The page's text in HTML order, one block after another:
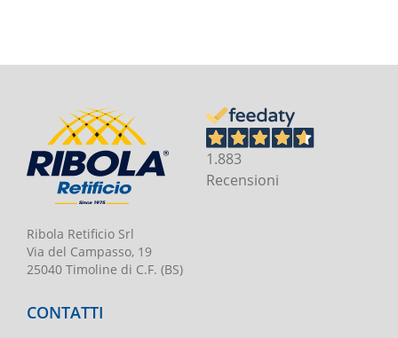
Ribola Retificio Srl
Via del Campasso, 19
25040 Timoline di C.F. (BS)
1.883
Recensioni
CONTATTI